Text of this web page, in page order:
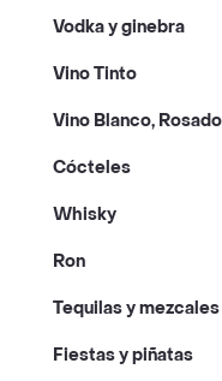
Vodka y ginebra
Vino Tinto
Vino Blanco, Rosado
Cócteles
Whisky
Ron
Tequilas y mezcales
Fiestas y piñatas